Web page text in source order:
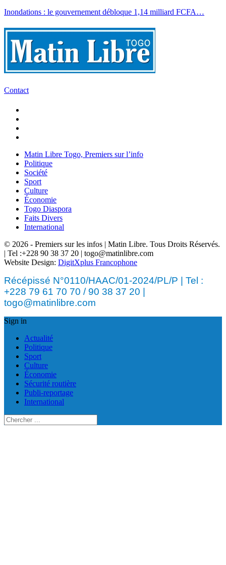
Inondations : le gouvernement débloque 1,14 milliard FCFA…
Contact
Matin Libre Togo, Premiers sur l’info
Politique
Société
Sport
Culture
Économie
Togo Diaspora
Faits Divers
International
© 2026 - Premiers sur les infos | Matin Libre. Tous Droits Réservés.
| Tel :+228 90 38 37 20 | togo@matinlibre.com
Website Design: DigitXplus Francophone
Récépissé N°0110/HAAC/01-2024/PL/P | Tel :
+228 79 61 70 70 / 90 38 37 20 |
togo@matinlibre.com
Sign in
Actualité
Politique
Sport
Culture
Économie
Sécurité routière
Publi-reportage
International